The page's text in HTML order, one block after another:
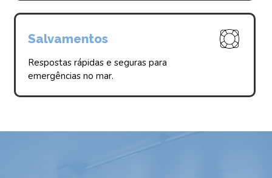
Salvamentos
Respostas rápidas e seguras para
emergências no mar.